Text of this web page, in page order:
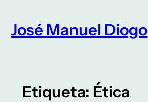
para
José Manuel Diogo
Etiqueta: Ética